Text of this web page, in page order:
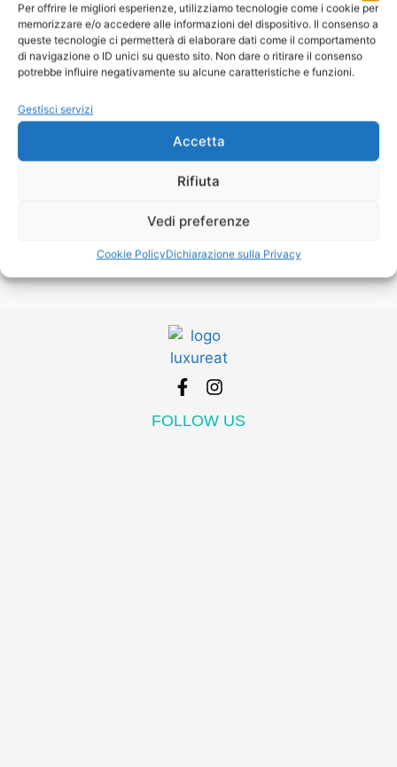
Per offrire le migliori esperienze, utilizziamo tecnologie come i cookie per
memorizzare e/o accedere alle informazioni del dispositivo. Il consenso a
queste tecnologie ci permetterà di elaborare dati come il comportamento
di navigazione o ID unici su questo sito. Non dare o ritirare il consenso
potrebbe influire negativamente su alcune caratteristiche e funzioni.
Gestisci servizi
Accetta
Rifiuta
Vedi preferenze
Cookie PolicyDichiarazione sulla Privacy
Modalità di utilizzo e conservazione
Prodotto destinato all’industria alimentare,
esigenze nutrizionali particolari.
Conservazione:≤ -18°C, shelf life 12 mesi dalla
data di produzione.
cuocere il prodotto ancora congelato in
forno ventilato a 180°C per 25 minuti.
FOLLOW US